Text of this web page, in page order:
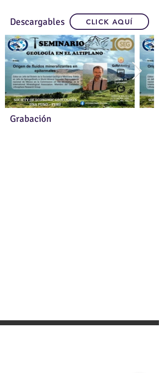
Descargables CLICK AQUÍ
Grabación